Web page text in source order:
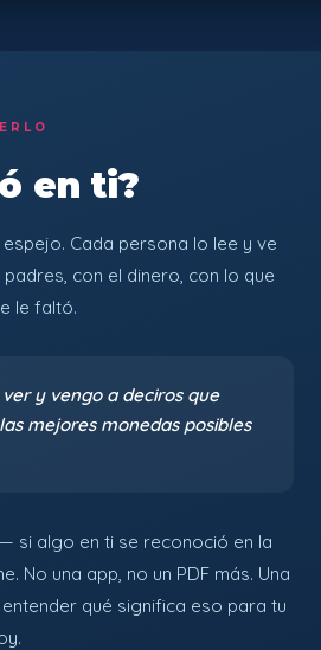
en ti?
Cada persona lo lee y ve
con el dinero, con lo que
le faltó.
y vengo a deciros que
mejores monedas posibles
si algo en ti se reconoció en la
No una app, no un PDF más. Una
qué significa eso para tu